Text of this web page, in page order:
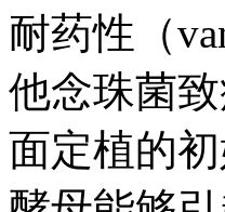
耐药性（
他念珠菌
面定植的